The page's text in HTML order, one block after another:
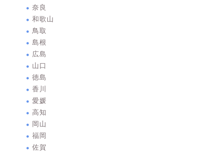
奈良
和歌山
鳥取
島根
広島
山口
徳島
香川
愛媛
高知
岡山
福岡
佐賀